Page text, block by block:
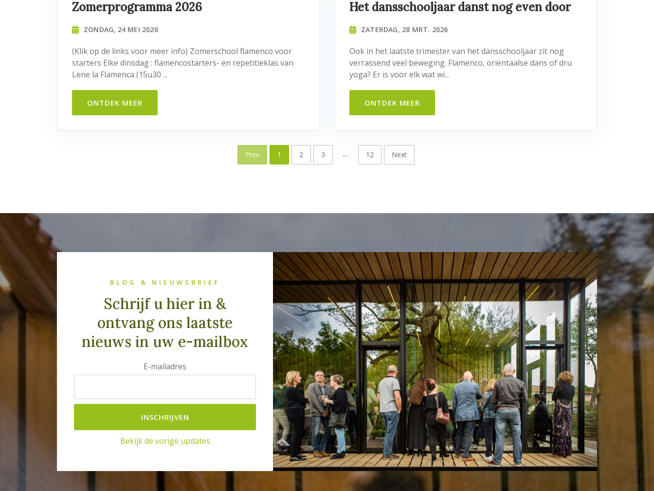
Zomerprogramma 2026
ZONDAG, 24 MEI 2026
(Klik op de links voor meer info) Zomerschool flamenco voor
starters Elke dinsdag : flamencostarters- en repetitieklas van
Lene la Flamenca (15u30 ...
ONTDEK MEER
Het dansschooljaar danst nog even door
ZATERDAG, 28 MRT. 2026
Ook in het laatste trimester van het dansschooljaar zit nog
verrassend veel beweging. Flamenco, oriëntaalse dans of dru
yoga? Er is voor elk wat wi...
ONTDEK MEER
Prev 1 2 3 … 12 Next
BLOG & NIEUWSBRIEF
Schrijf u hier in &
ontvang ons laatste
nieuws in uw e-mailbox
E-mailadres
Bekijk de vorige updates